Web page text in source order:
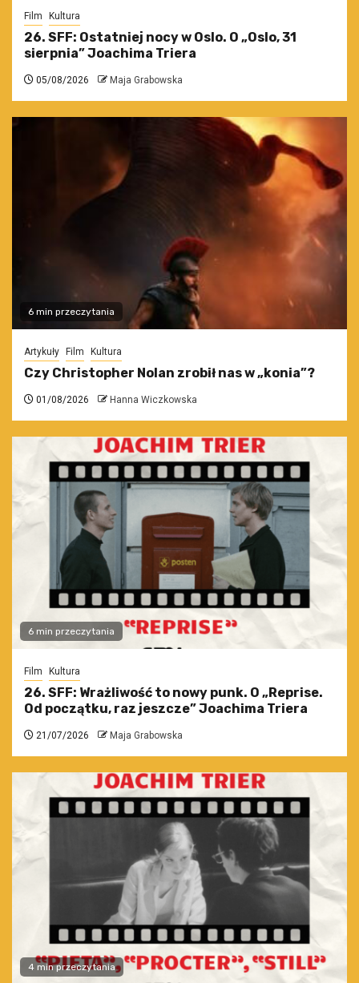
Film Kultura
26. SFF: Ostatniej nocy w Oslo. O „Oslo, 31
sierpnia” Joachima Triera
05/08/2026 Maja Grabowska
6 min przeczytania
Artykuły Film Kultura
Czy Christopher Nolan zrobił nas w „konia”?
01/08/2026 Hanna Wiczkowska
6 min przeczytania
Film Kultura
26. SFF: Wrażliwość to nowy punk. O „Reprise.
Od początku, raz jeszcze” Joachima Triera
21/07/2026 Maja Grabowska
4 min przeczytania